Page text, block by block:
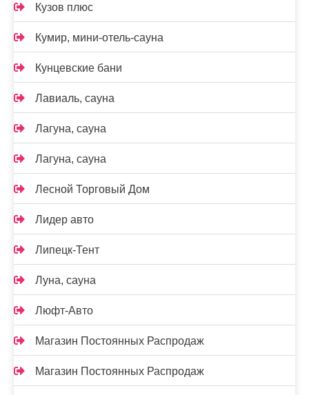
Кузов плюс
Кумир, мини-отель-сауна
Кунцевские бани
Лавиаль, сауна
Лагуна, сауна
Лагуна, сауна
Лесной Торговый Дом
Лидер авто
Липецк-Тент
Луна, сауна
Люфт-Авто
Магазин Постоянных Распродаж
Магазин Постоянных Распродаж